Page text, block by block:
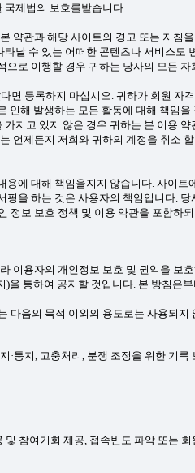
국제법의 보호를받습니다.
약관과 해당 사이트의 경고 또는 지
날 수 있는 어떠한 콘텐츠나 서비스
로 이행할 경우 귀하는 당사의 모든
면 등록하지 마십시오. 귀하가 회원
인해 발생하는 모든 활동에 대해 책임
지고 있지 않은 경우 귀하는 본 이용
언제든지 저희와 귀하의 계정을 취소
에 대해 책임을지지 않습니다. 사이
을 하는 것은 사용자의 책임입니다.
정보 보호 정책 및 이용 약관을 포함
이용자의 개인정보 보호 및 권익을
통하여 공지할 것입니다. 본 방침은
다음의 목적 이외의 용도로는 사용되
·통지, 고충처리, 분쟁 조정을 위한 기
참여기회 제공, 접속빈도 파악 또는